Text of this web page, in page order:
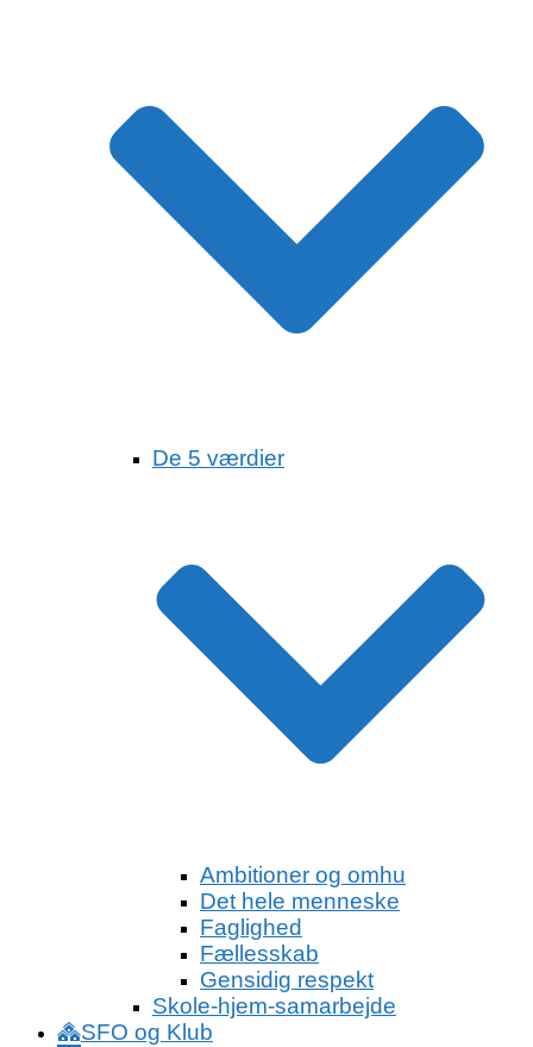
De 5 værdier
Ambitioner og omhu
Det hele menneske
Faglighed
Fællesskab
Gensidig respekt
Skole-hjem-samarbejde
SFO og Klub